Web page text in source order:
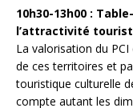
10h30-13h00 :
l’attractivité
La valorisation du
de ces territoires et
touristique culturelle
compte autant les